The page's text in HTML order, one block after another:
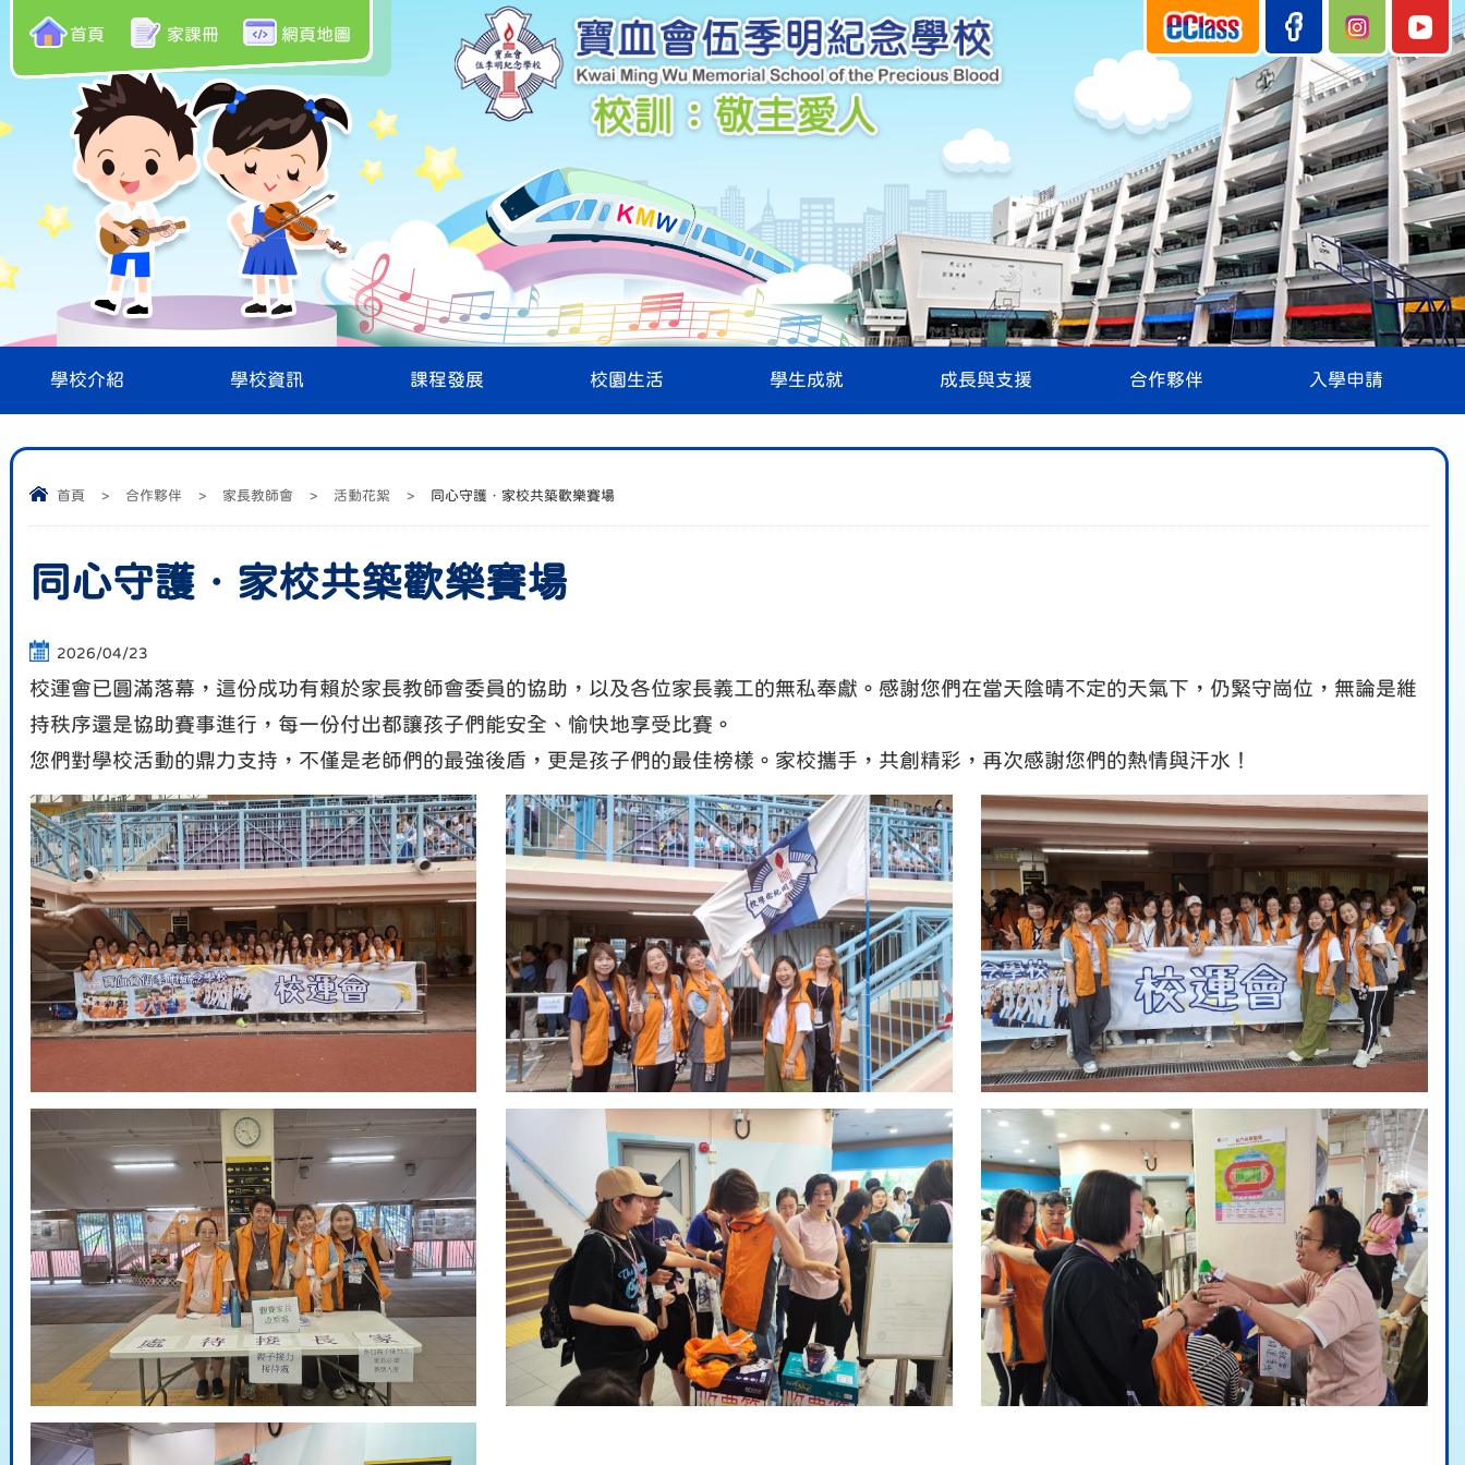
首頁 家課冊 網頁地圖
學校介紹 學校資訊 課程發展 校園生活 學生成就 成長與支援 合作夥伴 入學申請
首頁 > 合作夥伴 > 家長教師會 > 活動花絮 > 同心守護．家校共築歡樂賽場
同心守護．家校共築歡樂賽場
2026/04/23
校運會已圓滿落幕，這份成功有賴於家長教師會委員的協助，以及各位家長義工的無私奉獻。感謝您們在當天陰晴不定的天氣下，仍緊守崗位，無論是維
持秩序還是協助賽事進行，每一份付出都讓孩子們能安全、愉快地享受比賽。
您們對學校活動的鼎力支持，不僅是老師們的最強後盾，更是孩子們的最佳榜樣。家校攜手，共創精彩，再次感謝您們的熱情與汗水！